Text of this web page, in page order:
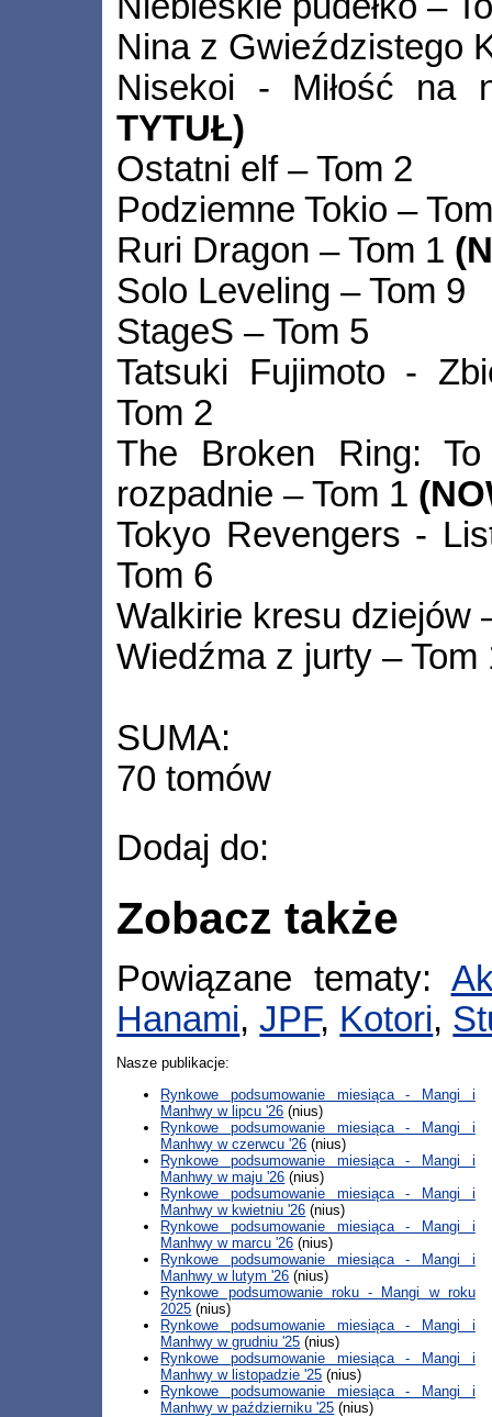
Nina z Gwieździstego
Nisekoi - Miłość
TYTUŁ)
Ostatni elf – Tom 2
Podziemne Tokio –
Ruri Dragon – Tom 1
Solo Leveling – Tom 9
StageS – Tom 5
Tatsuki Fujimoto -
Tom 2
The Broken Ring:
rozpadnie – Tom 1
Tokyo Revengers -
Tom 6
Walkirie kresu dziejów
Wiedźma z jurty –
SUMA:
70 tomów
Dodaj do:
Zobacz także
Powiązane tematy:
Hanami,JPF, Kotori,
Nasze publikacje:
Rynkowe podsumowanie miesiąca - Mangi i
Manhwy w lipcu '26 (nius)
Rynkowe podsumowanie miesiąca - Mangi i
Manhwy w czerwcu '26 (nius)
Rynkowe podsumowanie miesiąca - Mangi i
Manhwy w maju '26 (nius)
Rynkowe podsumowanie miesiąca - Mangi i
Manhwy w kwietniu '26 (nius)
Rynkowe podsumowanie miesiąca - Mangi i
Manhwy w marcu '26 (nius)
Rynkowe podsumowanie miesiąca - Mangi i
Manhwy w lutym '26 (nius)
Rynkowe podsumowanie roku - Mangi w roku
2025 (nius)
Rynkowe podsumowanie miesiąca - Mangi i
Manhwy w grudniu '25 (nius)
Rynkowe podsumowanie miesiąca - Mangi i
Manhwy w listopadzie '25 (nius)
Rynkowe podsumowanie miesiąca - Mangi i
Manhwy w październiku '25 (nius)